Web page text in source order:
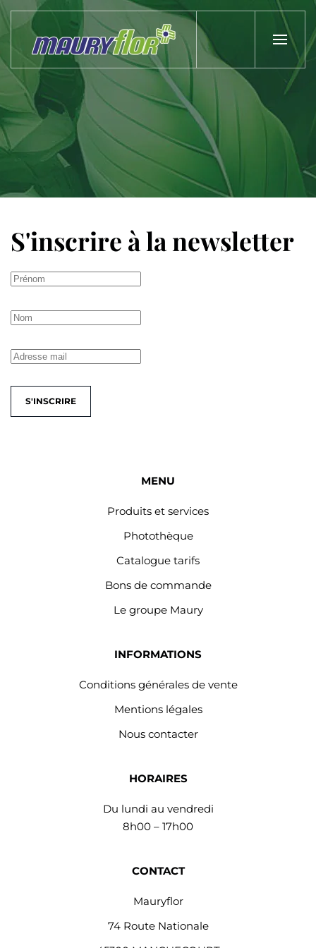
Skip to main content
S'inscrire à la newsletter
S'INSCRIRE
MENU
Produits et services
Photothèque
Catalogue tarifs
Bons de commande
Le groupe Maury
INFORMATIONS
Conditions générales de vente
Mentions légales
Nous contacter
HORAIRES
Du lundi au vendredi
8h00 – 17h00
CONTACT
Mauryflor
74 Route Nationale